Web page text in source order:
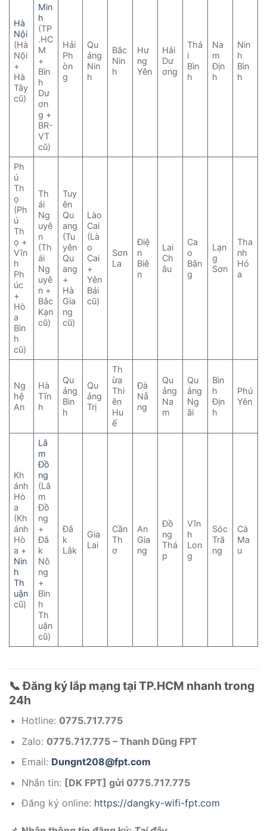
Hà
Nội
(Hà
Nội
+
Hà
Tây
cũ)
Min
h
(TP
.HC
M
+
Bìn
h
Dư
ơn
g +
BR-
VT
cũ)
Hải
Ph
òn
g
Qu
ảng
Nin
h
Bắc
Nin
h
Hư
ng
Yên
Hải
Dư
ơng
Thá
i
Bìn
h
Na
m
Địn
h
Nin
h
Bìn
h
Ph
ú
Th
ọ
(Ph
ú
Th
ọ +
Vĩn
h
Ph
úc
+
Hò
a
Bìn
h
cũ)
Th
ái
Ng
uyê
n
(Th
ái
Ng
uyê
n +
Bắc
Kạn
cũ)
Tuy
ên
Qu
ang
(Tu
yên
Qu
ang
+
Hà
Gia
ng
cũ)
Lào
Cai
(Là
o
Cai
+
Yên
Bái
cũ)
Sơn
La
Điệ
n
Biê
n
Lai
Ch
âu
Ca
o
Bằn
g
Lạn
g
Sơn
Tha
nh
Hó
a
Ng
hệ
An
Hà
Tĩn
h
Qu
ảng
Bìn
h
Qu
ảng
Trị
Th
ừa
Thi
ên
Hu
ế
Đà
Nẵ
ng
Qu
ảng
Na
m
Qu
ảng
Ng
ãi
Bìn
h
Địn
h
Phú
Yên
Kh
ánh
Hò
a
(Kh
ánh
Hò
a +
Nin
h
Th
uận
cũ)
Lâ
m
Đồ
ng
(Lâ
m
Đồ
ng
+
Đắ
k
Nô
ng
+
Bìn
h
Th
uận
cũ)
Đắ
k
Lắk
Gia
Lai
Cần
Th
ơ
An
Gia
ng
Đồ
ng
Thá
p
Vĩn
h
Lon
g
Sóc
Tră
ng
Cà
Ma
u
📞 Đăng ký lắp mạng tại TP.HCM nhanh trong
24h
Hotline: 0775.717.775
Zalo: 0775.717.775 – Thanh Dũng FPT
Email: Dungnt208@fpt.com
Nhắn tin: [DK FPT] gửi 0775.717.775
Đăng ký online: https://dangky-wifi-fpt.com